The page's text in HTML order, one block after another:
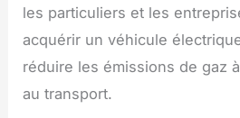
les particuliers et les
acquérir un véhicule
réduire les émissions de gaz
au transport.